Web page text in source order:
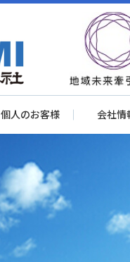
個人のお客様 会社情